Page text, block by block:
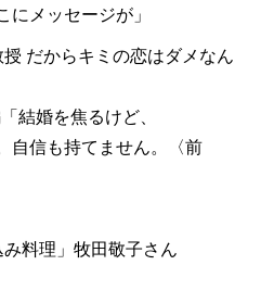
にメッセージが」
だからキミの恋はダメなん
結婚を焦るけど、
自信も持てません。〈前
料理」牧田敬子さん